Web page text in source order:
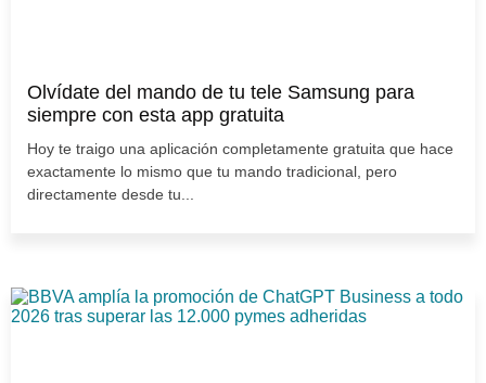
Olvídate del mando de tu tele Samsung para
siempre con esta app gratuita
Hoy te traigo una aplicación completamente gratuita que hace
exactamente lo mismo que tu mando tradicional, pero
directamente desde tu...